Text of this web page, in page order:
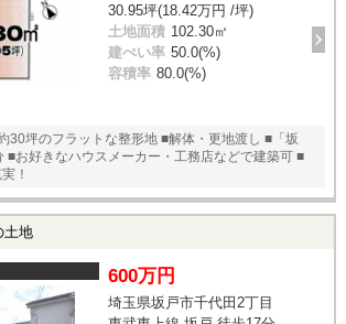
30.95坪(18.42万円 /坪)
土地面積 102.30㎡
建ぺい率 50.0(%)
容積率 80.0(%)
30坪のフラットな整形地 ■解体・更地渡し ■「坂
■お好きなハウスメーカー・工務店などで建築可 ■
！
土地
600万円
埼玉県坂戸市千代田2丁目